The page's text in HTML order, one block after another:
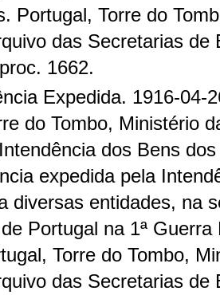
Portugal, Torre do
das Secretarias de
1662.
Expedida. 1916-04-
do Tombo, Ministério
dos Bens
expedida pela
diversas entidades, na
Portugal na 1ª
Torre do Tombo,
das Secretarias de